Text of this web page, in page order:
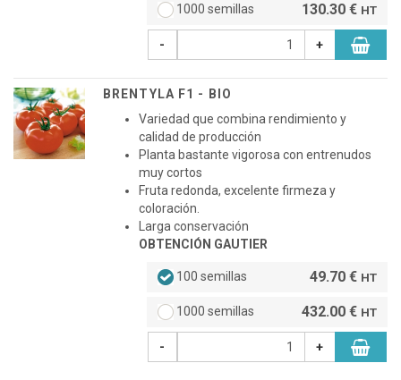
1000 semillas 130.30 € HT
- +
BRENTYLA F1 - BIO
Variedad que combina rendimiento y
calidad de producción
Planta bastante vigorosa con entrenudos
muy cortos
Fruta redonda, excelente firmeza y
coloración.
Larga conservación
OBTENCIÓN GAUTIER
100 semillas 49.70 € HT
1000 semillas 432.00 € HT
- +